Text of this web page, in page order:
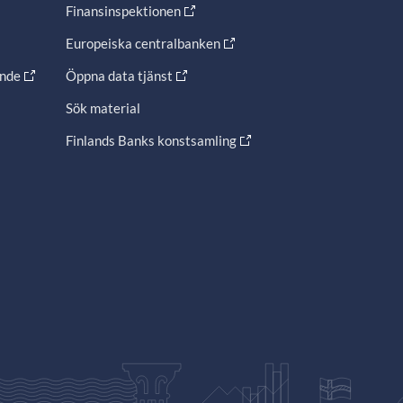
Finansinspektionen
Europeiska centralbanken
Öppna data tjänst
Sök material
Finlands Banks konstsamling